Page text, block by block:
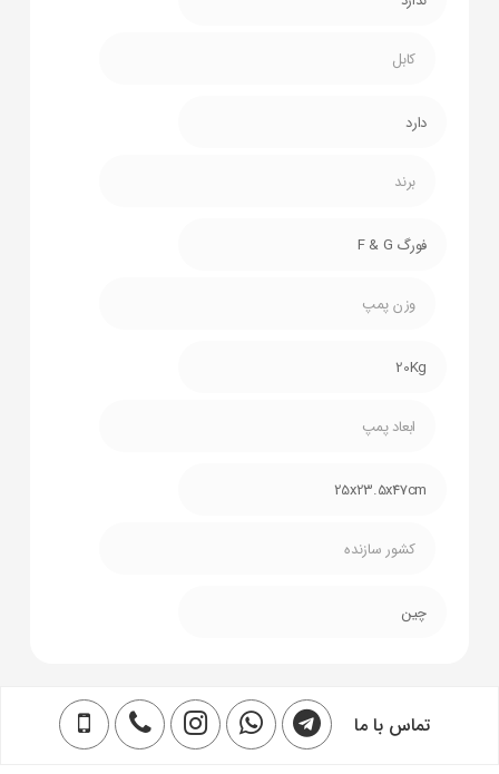
کابل
دارد
برند
فورگ F & G
وزن پمپ
20Kg
ابعاد پمپ
25x23.5x47cm
کشور سازنده
چین
تماس با ما